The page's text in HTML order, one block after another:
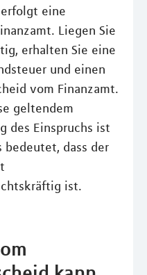
eine
Liegen Sie
erhalten Sie eine
und einen
vom Finanzamt.
geltendem
des Einspruchs ist
bedeutet, dass der
ist.